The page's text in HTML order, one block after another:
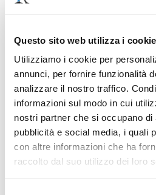
Questo sito web utilizza i cookie
Utilizziamo i cookie per
annunci, per fornire funzionalità
analizzare il nostro traffico.
informazioni sul modo in cui
nostri partner che si occupano di
pubblicità e social media, i quali
con altre informazioni che ha
raccolto dal suo utilizzo dei loro
COME ACQUISTARE IN
VELOCE E SICURA
ABBONAMENTO)
1) Clicca sul pulsante
pagare con carta di credito o
sarà processato da Stripe, il
più sicuro al mondo.
2) Dopo l’acquisto, verrai